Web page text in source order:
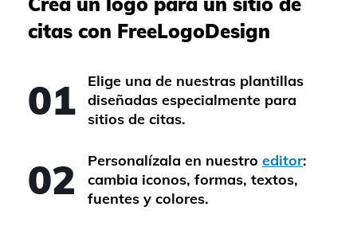
citas con FreeLogoDesign
01
Elige una de nuestras plantillas
diseñadas especialmente para
sitios de citas.
02 Personalízala en nuestro editor:
cambia iconos, formas, textos,
fuentes y colores.